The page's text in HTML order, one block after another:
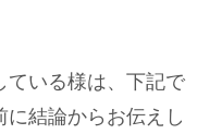
いる様は、下記で
結論からお伝えし